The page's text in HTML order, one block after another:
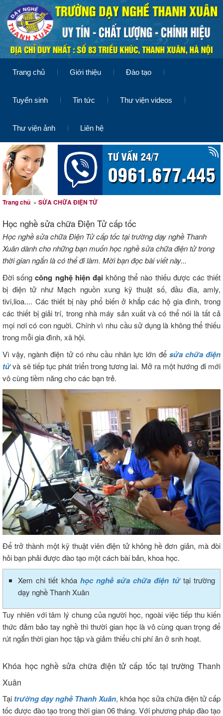
Trang chủ Giới thiệu Đào tạo
Tuyển sinh Tin tức Thư viện videos
Thư viện ảnh Liên hệ
Trang chủ » SỬA CHỮA ĐIỆN TỬ
Học nghề sửa chữa Điện Tử cấp tốc
Học nghề sửa chữa Điện Tử cấp tốc tại trường dạy nghề Thanh
Xuân dành cho những bạn muốn học nghề sửa chữa điện tử trong
thời gian ngắn là có thể đi làm. Mời bạn đọc bài viết này...
Đời sốngcông nghệ hiện đạikhông thể nào thiếu được các thiết
bị điện tử như Mạch nguồn xung kỹ thuật số, đầu đĩa, amly,
tivi,lioa.... Các thiết bị này phổ biến ở khắp các hộ gia đình, trong
các thiết bị giải trí, trong nhà máy sản xuất và có thể nói là tất cả
mọi nơi có con nguời. Chính vì nhu cầu sử dụng là không thể thiếu
trong mỗi gia đình, xã hội.
Vì vậy, ngành điện tử có nhu cầu nhân lực lớn để sửa chữa điện
tửvà sẽ tiếp tục phát triển trong tương lai. Mở ra một hướng đi mới
vô cùng tiềm năng cho các bạn trẻ.
Để trở thành một kỹ thuật viên điện tử không hề đơn giản, mà đòi
hỏi bạn phải được đào tạo một cách bài bản, khoa học.
Xem chi tiết khóa học nghề sửa chữa điện tửtại trường
dạy nghề Thanh Xuân
Tuy nhiên với tâm lý chung của người học, ngoài việc tiếp thu kiến
thức đảm bảo tay nghề thì thười gian học là vô cùng quan trọng để
rút ngắn thời gian học tập và giảm thiểu chi phí ăn ở snh hoạt.
Khóa học nghề sửa chữa điện tử cấp tốc tại trường Thanh
Xuân
Tại trường dạy nghề Thanh Xuân, khóa học sửa chữa điện tử cấp
tốc được đào tạo trong thời gian 06 tháng. Với phương pháp đào tạo